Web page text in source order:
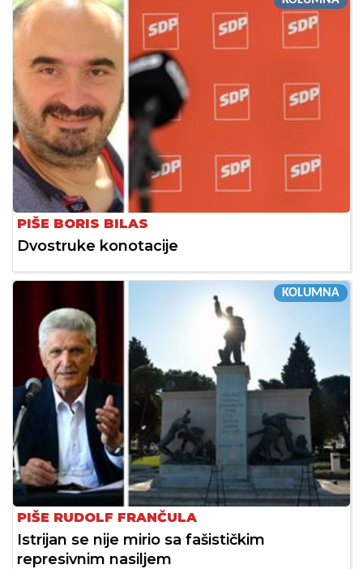
PIŠE BORIS BILAS
Dvostruke konotacije
KOLUMNA
PIŠE RUDOLF FRANČULA
Istrijan se nije mirio sa fašističkim
represivnim nasiljem